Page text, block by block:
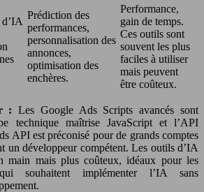
Prédiction des
performances,
personnalisation des
annonces,
optimisation des
enchères.
Performance,
gain de temps.
Ces outils sont
souvent les plus
faciles à utiliser
mais peuvent
être coûteux.
:Les Google Ads Scripts avancés sont
technique maîtrise JavaScript et l’API
API est préconisé pour de grands comptes
un développeur compétent. Les outils d’IA
main mais plus coûteux, idéaux pour les
souhaitent implémenter l’IA sans